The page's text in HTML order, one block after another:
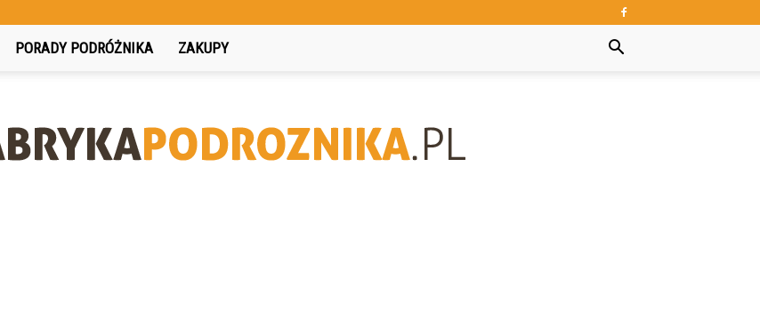
PORADY PODRÓŻNIKA ZAKUPY